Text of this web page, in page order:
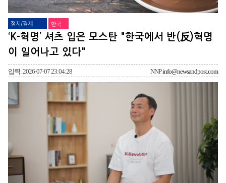
정치/경제 한국
‘K-혁명’ 셔츠 입은 모스탄 "한국에서 반(反)혁명
이 일어나고 있다"
입력: 2026-07-07 23:04:28 NNPinfo@newsandpost.com